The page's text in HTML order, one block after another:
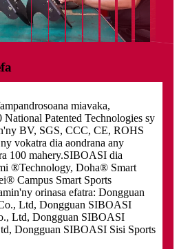
miavaka,
Patented Technologies sy
BV, SGS, CCC, CE, ROHS
vokatra dia aondrana any
100 mahery.SIBOASI dia
®Technology, Doha® Smart
Campus Smart Sports
orinasa efatra: Dongguan
Ltd, Dongguan SIBOASI
Ltd, Dongguan SIBOASI
Dongguan SIBOASI Sisi Sports